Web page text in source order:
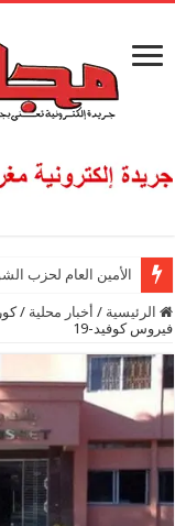
الأمين العام لحزب
الرئيسية / أخبار محلية /
فيروس كوفيد-19